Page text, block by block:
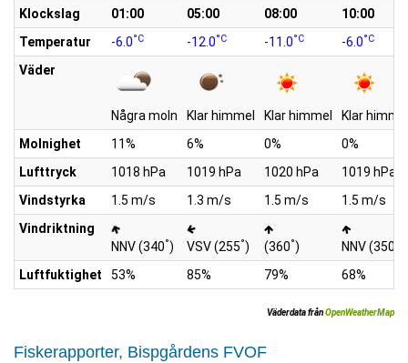
Klockslag 01:00 05:00 08:00
10:00
Temperatur
-6.0°C -12.0°C -11.0°C -6.0°C
Väder
Några moln Klar himmel Klar himmel
Klar
Molnighet
11% 6% 0%
0%
Lufttryck
1018 hPa 1019 hPa 1020 hPa
1019 hPa
Vindstyrka
1.5 m/s 1.3 m/s 1.5 m/s
1.5 m/s
Vindriktning
NNV (340°) VSV (255°) (360°) NNV (350
Luftfuktighet
53% 85% 79% 68%
Väderdata frånOpenWeatherMap
Fiskerapporter, Bispgårdens FVOF